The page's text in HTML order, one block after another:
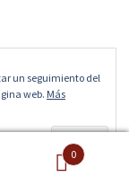
un seguimiento del
web. Más
0